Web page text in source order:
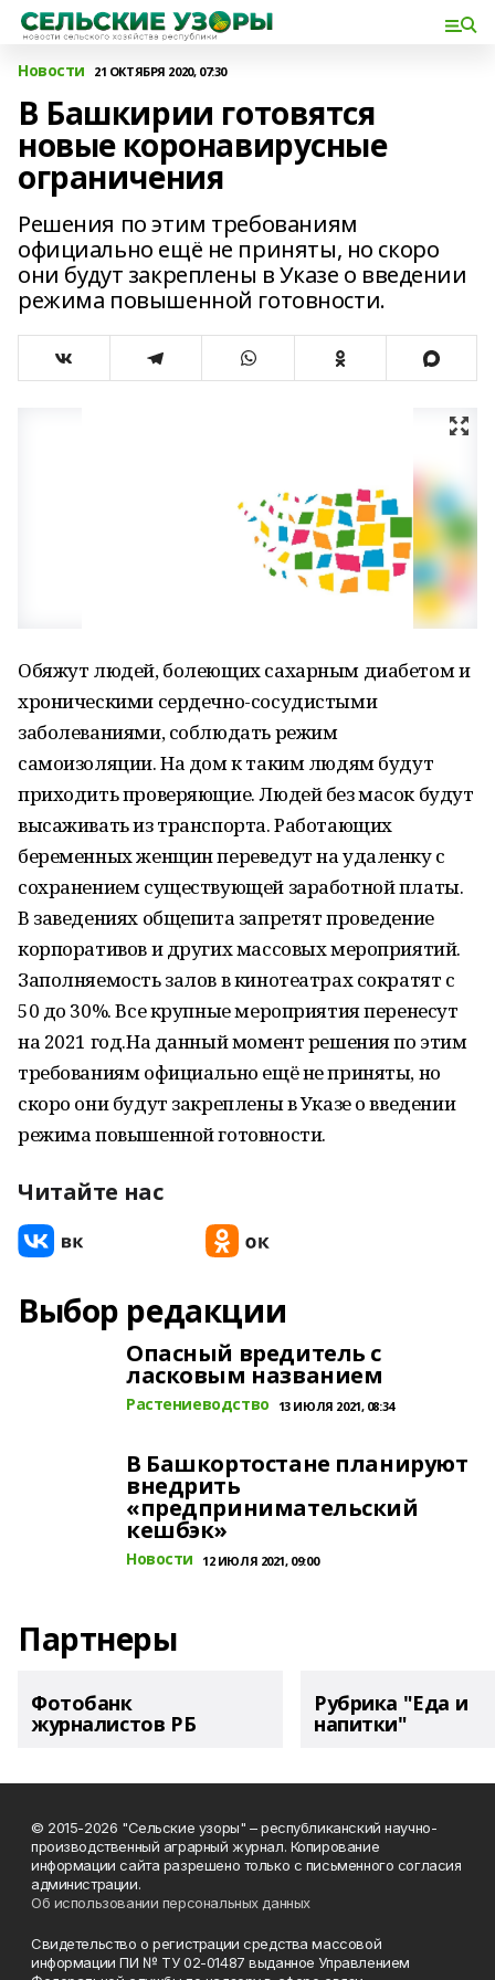
Новости 21 ОКТЯБРЯ 2020, 07:30
В Башкирии готовятся
новые коронавирусные
ограничения
Решения по этим требованиям
официально ещё не приняты, но скоро
они будут закреплены в Указе о введении
режима повышенной готовности.
Обяжут людей, болеющих сахарным диабетом и
хроническими сердечно-сосудистыми
заболеваниями, соблюдать режим
самоизоляции. На дом к таким людям будут
приходить проверяющие. Людей без масок будут
высаживать из транспорта. Работающих
беременных женщин переведут на удаленку с
сохранением существующей заработной платы.
В заведениях общепита запретят проведение
корпоративов и других массовых мероприятий.
Заполняемость залов в кинотеатрах сократят с
50 до 30%. Все крупные мероприятия перенесут
на 2021 год.На данный момент решения по этим
требованиям официально ещё не приняты, но
скоро они будут закреплены в Указе о введении
режима повышенной готовности.
Читайте нас
Выбор редакции
Опасный вредитель с
ласковым названием
Растениеводство 13 ИЮЛЯ 2021, 08:34
В Башкортостане планируют
внедрить
«предпринимательский
кешбэк»
Новости 12 ИЮЛЯ 2021, 09:00
Партнеры
Фотобанк
журналистов РБ
Рубрика "Еда и
напитки"
© 2015-2026 "Сельские узоры" – республиканский научно-
производственный аграрный журнал. Копирование
информации сайта разрешено только с письменного согласия
администрации.
Об использовании персональных данных
Свидетельство о регистрации средства массовой
информации ПИ № ТУ 02-01487 выданное Управлением